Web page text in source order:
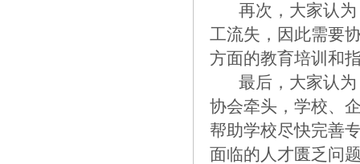
再次，大家认为
工流失，因此需要
方面的教育培训和
最后，大家认为
协会牵头，学校、
帮助学校尽快完善
面临的人才匮乏问